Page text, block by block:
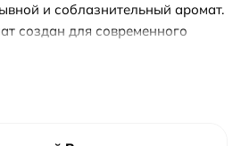
и соблазнительный аромат.
создан для современного
сильные и мужественные ноты.